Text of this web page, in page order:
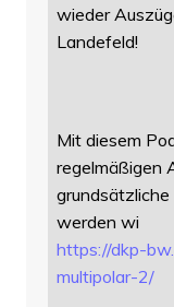
wieder
Landefeld!
Mit diesem
regelmäßigen
werden wi
https://dkp-
multipolar-2/